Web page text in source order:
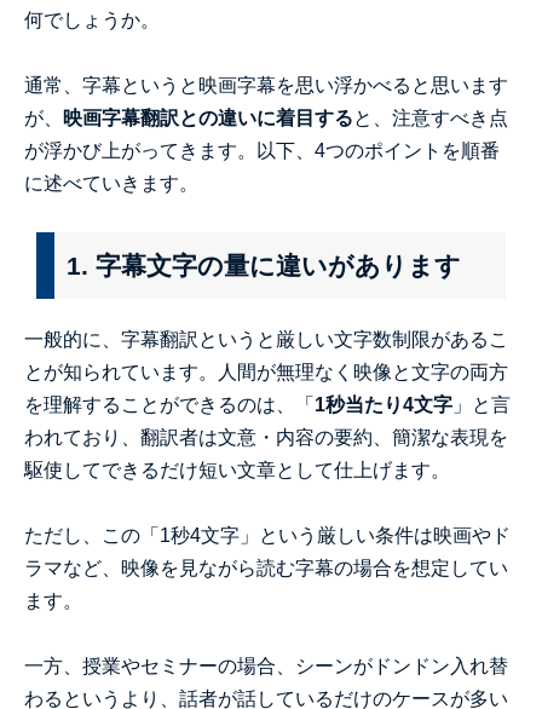
何でしょうか。
通常、字幕というと映画字幕を思い浮かべると思います
が、
映画字幕翻訳との違いに着目すると、注意すべき点
が浮かび上がってきます。以下、4つのポイントを順番
に述べていきます。
1. 字幕文字の量に違いがあります
一般的に、字幕翻訳というと厳しい文字数制限があるこ
とが知られています。人間が無理なく映像と文字の両方
を理解することができるのは、「 1秒当たり4文字 」と言
われており、翻訳者は文意・内容の要約、簡潔な表現を
駆使してできるだけ短い文章として仕上げます。
ただし、この「1秒4文字」という厳しい条件は映画やド
ラマなど、映像を見ながら読む字幕の場合を想定してい
ます。
一方、授業やセミナーの場合、シーンがドンドン入れ替
わるというより、話者が話しているだけのケースが多い